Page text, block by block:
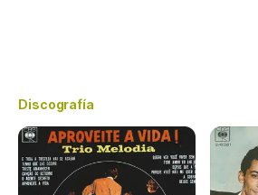
Discografía